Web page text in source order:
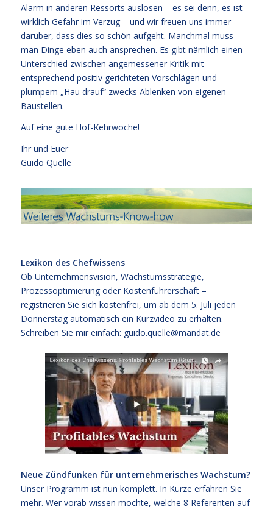
Alarm in anderen Ressorts auslösen – es sei denn, es ist
wirklich Gefahr im Verzug – und wir freuen uns immer
darüber, dass dies so schön aufgeht. Manchmal muss
man Dinge eben auch ansprechen. Es gibt nämlich einen
Unterschied zwischen angemessener Kritik mit
entsprechend positiv gerichteten Vorschlägen und
plumpem „Hau drauf“ zwecks Ablenken von eigenen
Baustellen.
Auf eine gute Hof-Kehrwoche!
Ihr und Euer
Guido Quelle
Lexikon des Chefwissens
Ob Unternehmensvision, Wachstumsstrategie,
Prozessoptimierung oder Kostenführerschaft –
registrieren Sie sich kostenfrei, um ab dem 5. Juli jeden
Donnerstag automatisch ein Kurzvideo zu erhalten.
Schreiben Sie mir einfach: guido.quelle@mandat.de
Neue Zündfunken für unternehmerisches Wachstum?
Unser Programm ist nun komplett. In Kürze erfahren Sie
mehr. Wer vorab wissen möchte, welche 8 Referenten auf